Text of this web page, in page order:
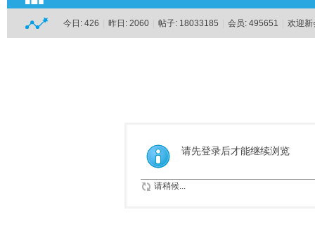
今日: 426 昨日: 2060 帖子: 18033185 会员: 495651 欢迎
请先登录后才能继续浏览
请稍候...